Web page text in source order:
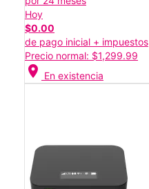
Hoy
$0.00
de pago inicial + impuestos
Precio normal: $1,299.99
location_on En existencia